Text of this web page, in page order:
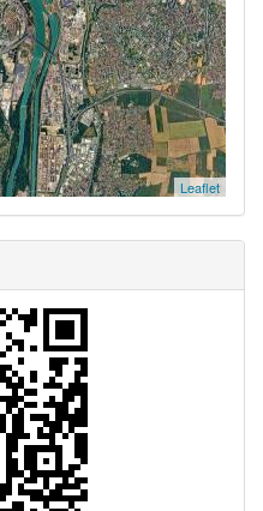
Leaflet